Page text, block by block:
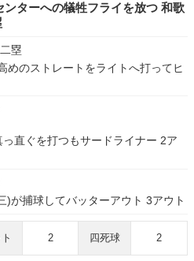
ンターへの犠牲フライを放つ 和歌
塁
めのストレートをライトへ打ってヒ
直ぐを打つもサードライナー 2ア
)が捕球してバッターアウト 3アウト
2 四死球 2